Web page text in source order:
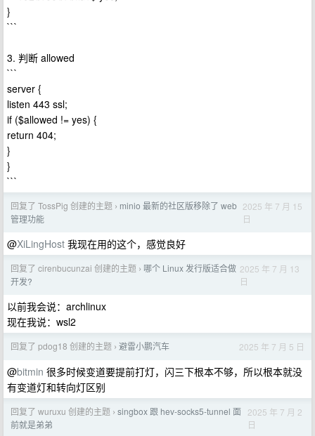
}
```
3. 判断 allowed
```
server {
listen 443 ssl;
if ($allowed != yes) {
return 404;
}
}
```
回复了 TossPig 创建的主题 › minio 最新的社区版移除了 web
管理功能
2025 年 7 月 15
日
@XiLingHost 我现在用的这个，感觉良好
回复了 cirenbucunzai 创建的主题 › 哪个 Linux 发行版适合做
开发?
2025 年 7 月 13
日
以前我会说：archlinux
现在我说：wsl2
回复了 pdog18 创建的主题 › 避雷小鹏汽车 2025 年 7 月 5 日
@bitmin 很多时候变道要提前打灯，闪三下根本不够，所以根本就没
有变道灯和转向灯区别
回复了 wuruxu 创建的主题 › singbox 跟 hev-socks5-tunnel 面
前就是弟弟
2025 年 7 月 2
日